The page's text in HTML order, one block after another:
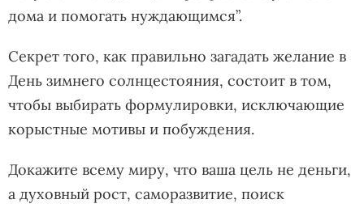
дома и помогать нуждающимся”.
Секрет того, как правильно загадать желание в
День зимнего солнцестояния, состоит в том,
чтобы выбирать формулировки, исключающие
корыстные мотивы и побуждения.
Докажите всему миру, что ваша цель не деньги,
а духовный рост, саморазвитие, поиск